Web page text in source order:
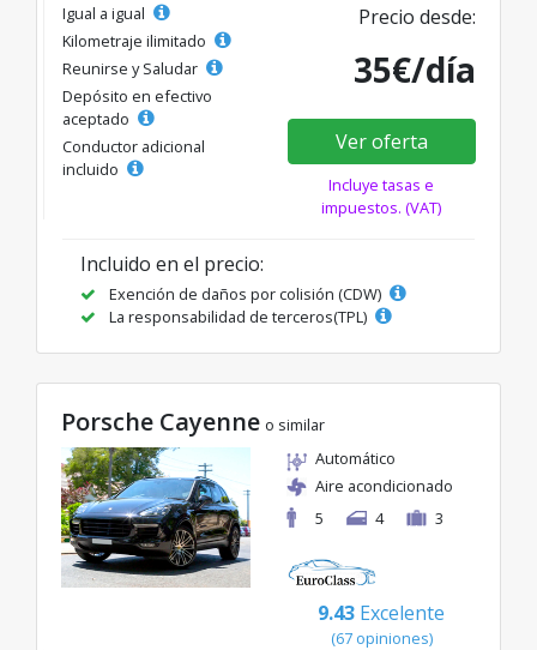
Igual a igual
Kilometraje ilimitado
Reunirse y Saludar
Depósito en efectivo
aceptado
Conductor adicional
incluido
Precio desde:
35€/día
Ver oferta
Incluye tasas e
impuestos. (VAT)
Incluido en el precio:
Exención de daños por colisión (CDW)
La responsabilidad de terceros(TPL)
Porsche Cayenne o similar
Automático
Aire acondicionado
5
4 3
9.43 Excelente
(67 opiniones)